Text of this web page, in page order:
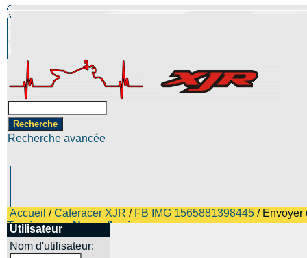
Recherche avancée
Accueil /Caferacer XJR / FB IMG 1565881398445 / Envoyer
Top images Nouvelles images
Utilisateur
Nom d'utilisateur: